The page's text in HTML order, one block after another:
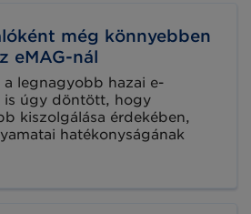
még könnyebben
eMAG-nál
legnagyobb hazai e-
is úgy döntött, hogy
kiszolgálása érdekében,
hatékonyságának
elkezdi alkalmazni a
Ez azt jelenti, hogy ha Ön